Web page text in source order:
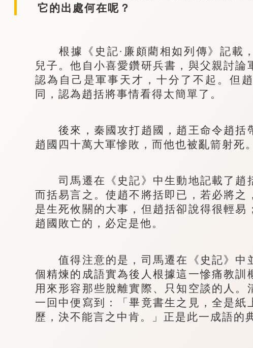
它的出處何在呢？
根據《史記·廉頗藺相如列傳》記載
兒子。他自小喜愛鑽研兵書，與父親討
認為自己是軍事天才，十分了不起。但
同，認為趙括將事情看得太簡單了。
後來，秦國攻打趙國，趙王命令趙括
趙國四十萬大軍慘敗，而他也被亂箭射死。
司馬遷在《史記》中生動地記載了趙
而括易言之。使趙不將括即已，若必將之
是生死攸關的大事，但趙括卻說得很輕
趙國敗亡的，必定是他。
值得注意的是，司馬遷在《史記》中
個精煉的成語實為後人根據這一慘痛教訓
用來形容那些脫離實際、只知空談的人
一回中便寫到：「畢竟書生之見，全是紙
歷，決不能言之中肯。」正是此一成語的